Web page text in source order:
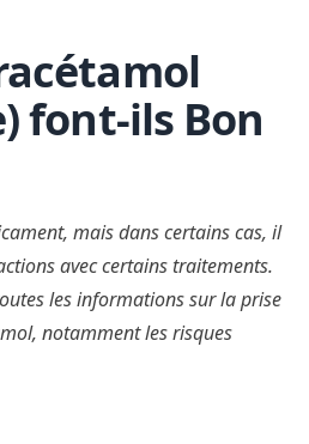
font-ils Bon
mais dans certains cas, il
avec certains traitements.
les informations sur la prise
notamment les risques